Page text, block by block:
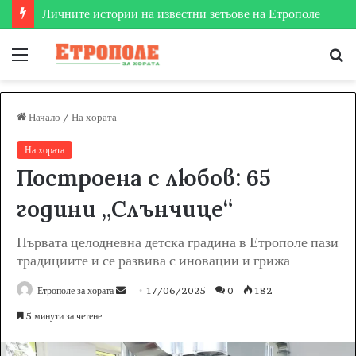
Етрополе затвърди мястото си на футболната карта
Меню
Начало / На хората
На хората
Построена с любов: 65
години „Слънчице“
Първата целодневна детска градина в Етрополе пази
традициите и се развива с иновации и грижа
Етрополе за хората
d
17/06/2025 0 182
5 минути за четене